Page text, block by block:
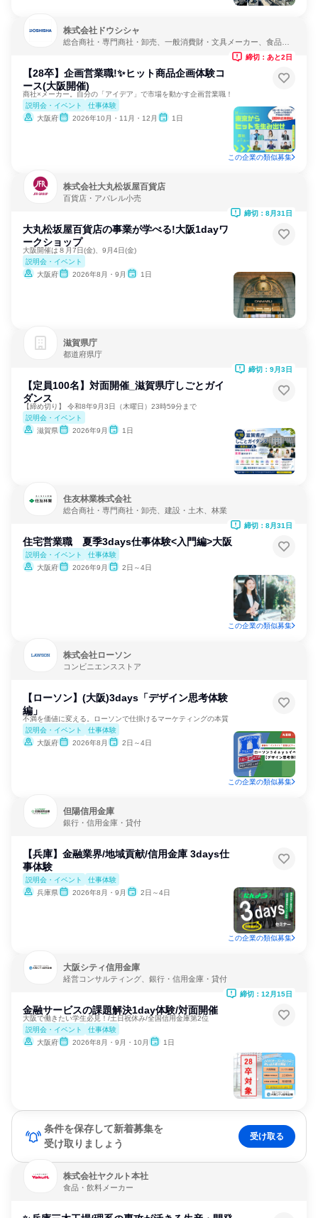
株式会社ドウシシャ
総合商社・専門商社・卸売、一般消費財・文具メーカー、食品・
【28卒】企画営業職!✨ヒット商品企画体験コ
ース(大阪開催)
商社×メーカー。自分の「アイデア」で市場を動かす企画営業職！
説明会・イベント
仕事体験
大阪府
2026年10月・11月・12月 1日
締切：あと2日
この企業の類似募集
株式会社大丸松坂屋百貨店
百貨店・アパレル小売
大丸松坂屋百貨店の事業が学べる!大阪1dayワ
ークショップ
大阪開催は８月7日(金)、9月4日(金)
説明会・イベント
大阪府
2026年8月・9月 1日
締切：8月31日
滋賀県庁
都道府県庁
【定員100名】対面開催_滋賀県庁しごとガイ
ダンス
【締め切り】 令和8年9月3日（木曜日）23時59分まで
説明会・イベント
滋賀県
2026年9月 1日
締切：9月3日
住友林業株式会社
総合商社・専門商社・卸売、建設・土木、林業
住宅営業職 夏季3days仕事体験<入門編>大阪
説明会・イベント
仕事体験
大阪府
2026年9月 2日～4日
締切：8月31日
この企業の類似募集
株式会社ローソン
コンビニエンスストア
【ローソン】(大阪)3days「デザイン思考体験
編」
不満を価値に変える。ローソンで仕掛けるマーケティングの本質
説明会・イベント
仕事体験
大阪府
2026年8月 2日～4日
この企業の類似募集
但陽信用金庫
銀行・信用金庫・貸付
【兵庫】金融業界/地域貢献/信用金庫 3days仕
事体験
説明会・イベント
仕事体験
兵庫県
2026年8月・9月 2日～4日
この企業の類似募集
大阪シティ信用金庫
経営コンサルティング、銀行・信用金庫・貸付
金融サービスの課題解決1day体験/対面開催
大阪で働きたい学生必見！/土日祝休み/全国信用金庫第2位
説明会・イベント
仕事体験
大阪府
2026年8月・9月・10月 1日
締切：12月15日
条件を保存して新着募集を
受け取りましょう
受け取る
株式会社ヤクルト本社
食品・飲料メーカー